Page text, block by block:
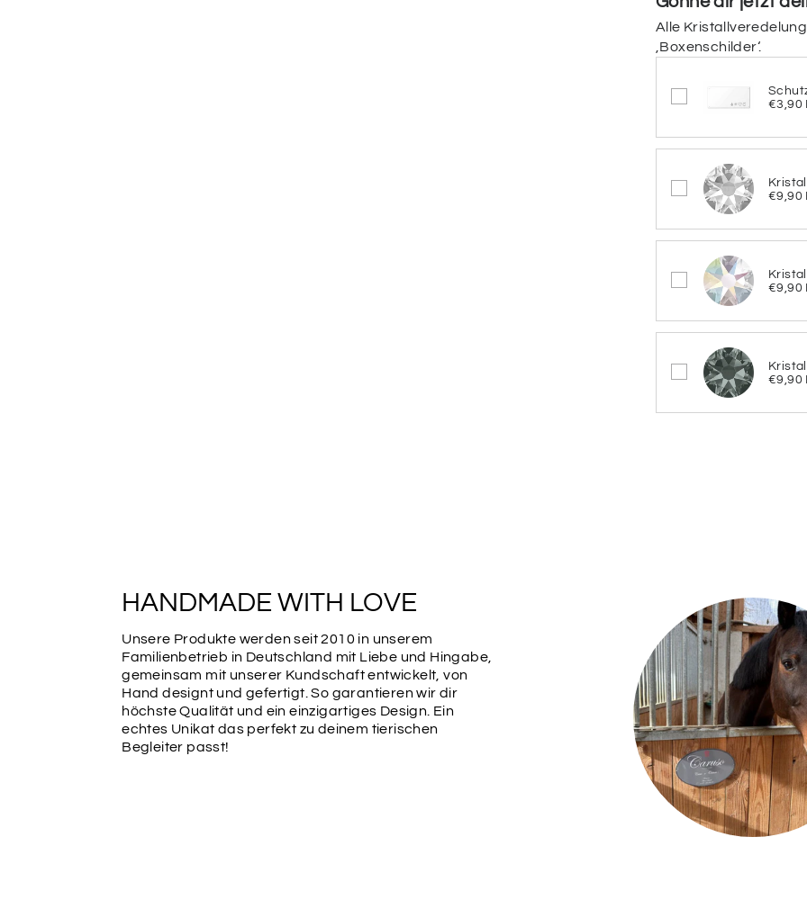
Bitte wähle hier die
Farbe des
Schriftfarbe
Schriftfarbe
BRAUN
ORANGE
ROT
BEERE
Schriftarten
Bitte wähle hier
Alle
‚Boxenschilder‘.
€3,90
€9,90
€9,90
€9,90
HANDMADE WITH LOVE
Unsere Produkte werden seit 2010 in unserem
Familienbetrieb in Deutschland mit Liebe und Hingabe,
gemeinsam mit unserer Kundschaft entwickelt, von
Hand designt und gefertigt. So garantieren wir dir
höchste Qualität und ein einzigartiges Design. Ein
echtes Unikat das perfekt zu deinem tierischen
Begleiter passt!